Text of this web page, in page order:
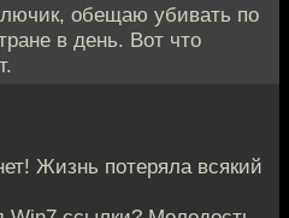
обещаю убивать по
в день. Вот что
Жизнь потеряла всякий